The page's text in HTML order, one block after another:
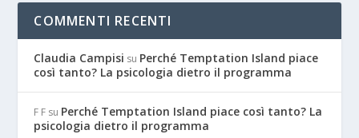
COMMENTI RECENTI
Claudia Campisi su Perché Temptation Island piace
così tanto? La psicologia dietro il programma
F F su Perché Temptation Island piace così tanto? La
psicologia dietro il programma